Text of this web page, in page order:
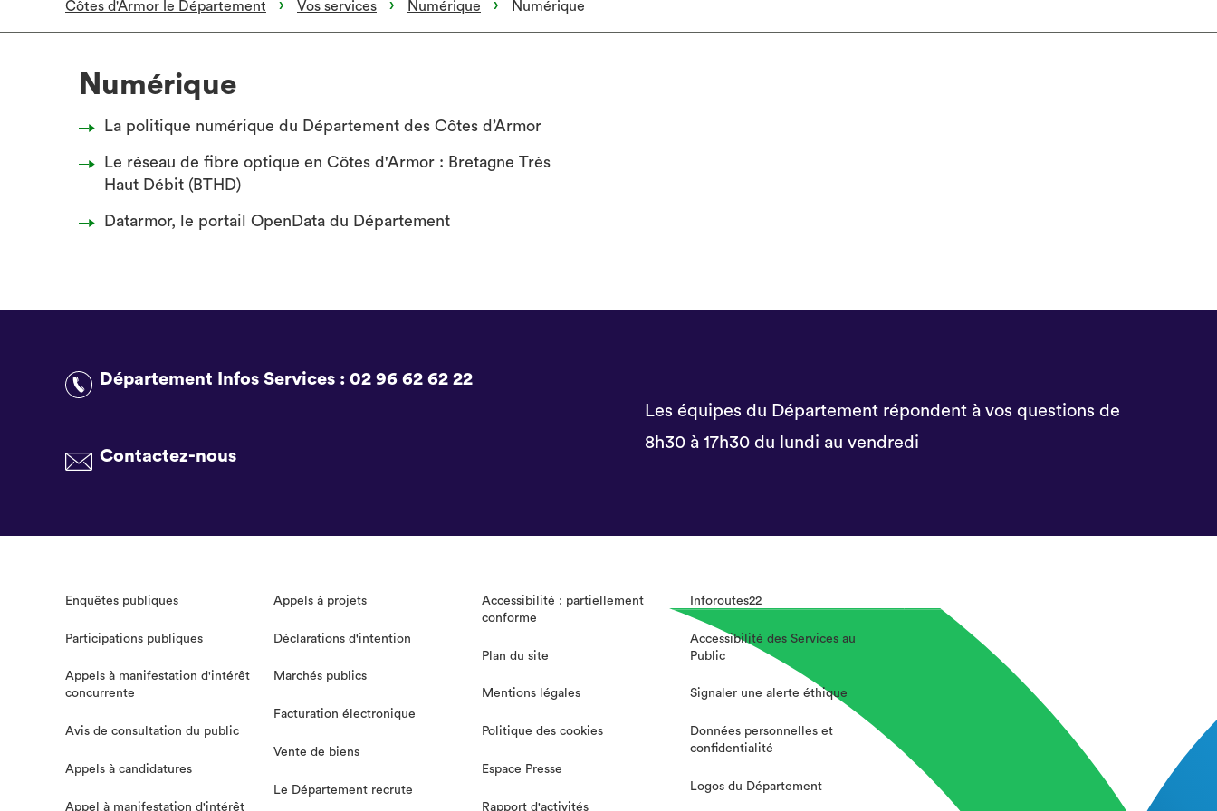
Côtes d'Armor le Département Vos services Numérique Numérique
Numérique
La politique numérique du Département des Côtes d’Armor
Le réseau de fibre optique en Côtes d'Armor : Bretagne Très
Haut Débit (BTHD)
Datarmor, le portail OpenData du Département
Département Infos Services : 02 96 62 62 22
Contactez-nous
Les équipes du Département répondent à vos questions de
8h30 à 17h30 du lundi au vendredi
Enquêtes publiques
Participations publiques
Appels à manifestation d'intérêt
concurrente
Avis de consultation du public
Appels à candidatures
Appel à manifestation d'intérêt
Appels à projets
Déclarations d'intention
Marchés publics
Facturation électronique
Vente de biens
Le Département recrute
Accessibilité : partiellement
conforme
Plan du site
Mentions légales
Politique des cookies
Espace Presse
Rapport d'activités
Inforoutes22
Accessibilité des Services au
Public
Signaler une alerte éthique
Données personnelles et
confidentialité
Logos du Département